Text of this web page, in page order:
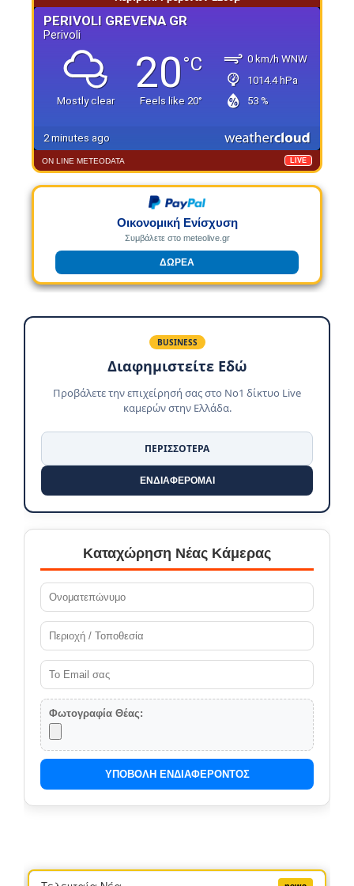
ON LINE METEODATA LIVE
Οικονομική Ενίσχυση
Συμβάλετε στο meteolive.gr
ΔΩΡΕΑ
BUSINESS
Διαφημιστείτε Εδώ
Προβάλετε την επιχείρησή σας στο No1 δίκτυο Live
καμερών στην Ελλάδα.
ΠΕΡΙΣΣΟΤΕΡΑ
ΕΝΔΙΑΦΕΡΟΜΑΙ
Καταχώρηση Νέας Κάμερας
Φωτογραφία Θέας:
ΥΠΟΒΟΛΗ ΕΝΔΙΑΦΕΡΟΝΤΟΣ